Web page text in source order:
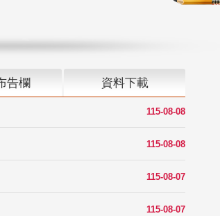
告欄 資料下載
115-08-08
115-08-08
115-08-07
115-08-07